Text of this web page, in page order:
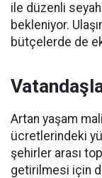
ile düzenli
bekleniyor.
bütçelerde de
Artan yaşam
ücretlerindeki
şehirler arası
getirilmesi için